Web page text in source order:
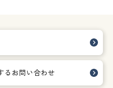
る お問い合わせ